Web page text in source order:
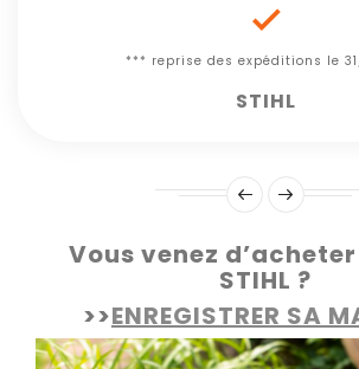

*** reprise des expéditions le
STIHL
Vous venez
STIHL ?
>>ENREGISTRER SA